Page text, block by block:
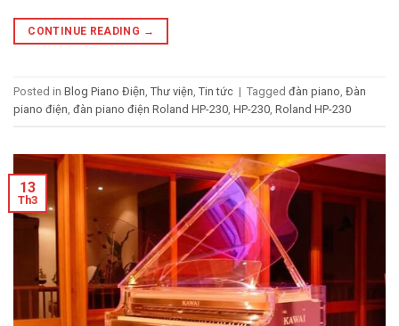
CONTINUE READING →
Posted in Blog Piano Điện, Thư viện, Tin tức | Tagged đàn piano, Đàn
piano điện, đàn piano điện Roland HP-230, HP-230, Roland HP-230
13
Th3